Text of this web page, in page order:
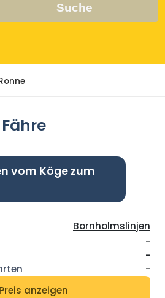
Suche
vom Köge zum
Bornholmslinjen
-
-
-
anzeigen